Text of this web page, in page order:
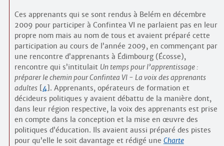
Ces apprenants qui se sont rendus à Belém en décembre
2009 pour participer à Confintea VI ne parlaient pas en leur
propre nom mais au nom de tous et avaient préparé cette
participation au cours de l’année 2009, en commençant par
une rencontre d’apprenants à Édimbourg (Écosse),
rencontre qui s’intitulait Un temps pour l’apprentissage :
préparer le chemin pour Confintea VI - La voix des apprenants
adultes[4]. Apprenants, opérateurs de formation et
décideurs politiques y avaient débattu de la manière dont,
dans leur région respective, la voix des apprenants est prise
en compte dans la conception et la mise en œuvre des
politiques d’éducation. Ils avaient aussi préparé des pistes
pour qu’elle le soit davantage et rédigé une Charte